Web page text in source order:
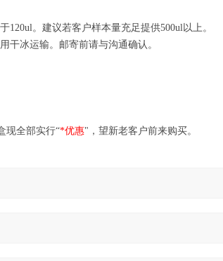
120ul。建议若客户样本量充足提供500ul以上。
干冰运输。邮寄前请与沟通确认。
现全部实行“*优惠"，望新老客户前来购买。